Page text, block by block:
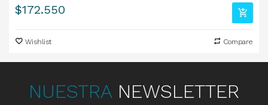
Precio
$172.550
Wishlist Compare
NUESTRA NEWSLETTER